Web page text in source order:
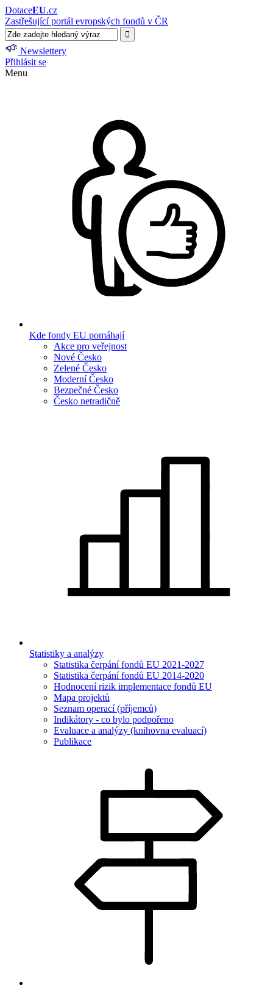
DotaceEU.cz
Zastřešující portál evropských fondů v ČR
Newslettery
Přihlásit se
Menu
Kde fondy EU pomáhají
Akce pro veřejnost
Nové Česko
Zelené Česko
Moderní Česko
Bezpečné Česko
Česko netradičně
Statistiky a analýzy
Statistika čerpání fondů EU 2021-2027
Statistika čerpání fondů EU 2014-2020
Hodnocení rizik implementace fondů EU
Mapa projektů
Seznam operací (příjemců)
Indikátory - co bylo podpořeno
Evaluace a analýzy (knihovna evaluací)
Publikace